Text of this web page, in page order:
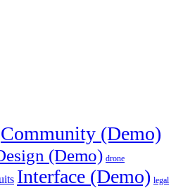
Community (Demo)
(Demo) drone
Interface (Demo) legal